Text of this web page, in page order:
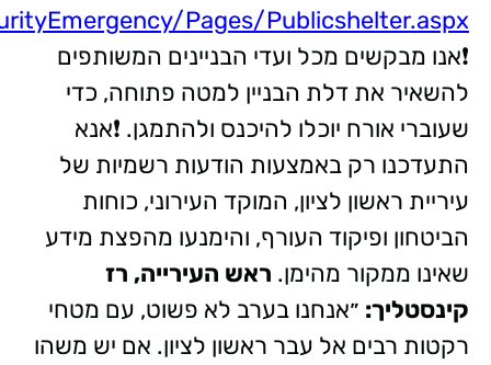
Pages/Publicshelter.aspx
❗אנו מבקשים מכל ועדי הבניינים המשותפים
להשאיר את דלת הבניין למטה פתוחה, כדי
שעוברי אורח יוכלו להיכנס ולהתמגן. ❗אנא
התעדכנו רק באמצעות הודעות רשמיות של
עיריית ראשון לציון, המוקד העירוני, כוחות
הביטחון ופיקוד העורף, והימנעו מהפצת מידע
שאינו ממקור מהימן. ראש העירייה, רז
קינסטליך: ״אנחנו בערב לא פשוט, עם מטחי
רקטות רבים אל עבר ראשון לציון. אם יש משהו